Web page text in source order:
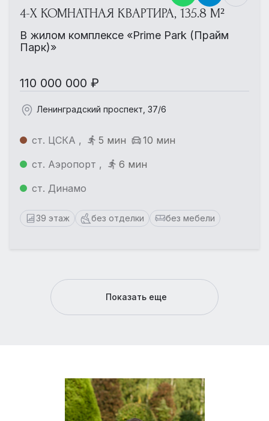
4-Х КОМНАТНАЯ КВАРТИРА, 135.8 М²
В жилом комплексе «Prime Park (Прайм
Парк)»
110 000 000 ₽
Ленинградский проспект, 37/6
ст. ЦСКА , 5 мин
10 мин
ст. Аэропорт ,
6 мин
ст. Динамо
39 этаж без отделки без мебели
Показать еще